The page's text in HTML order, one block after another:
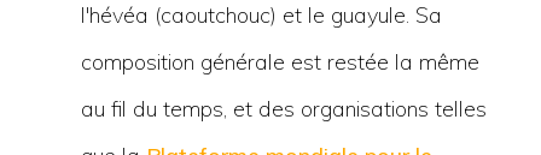
l'hévéa (caoutchouc) et le guayule. Sa
composition générale est restée la même
au fil du temps, et des organisations telles